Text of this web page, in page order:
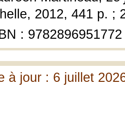
2012, 441 p. ;
: 9782896951772
à jour : 6 juillet